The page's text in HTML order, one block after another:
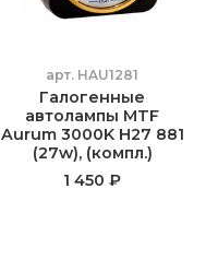
арт. HAU1281
Галогенные
автолампы MTF
Aurum 3000K H27 881
(27w), (компл.)
1 450 ₽